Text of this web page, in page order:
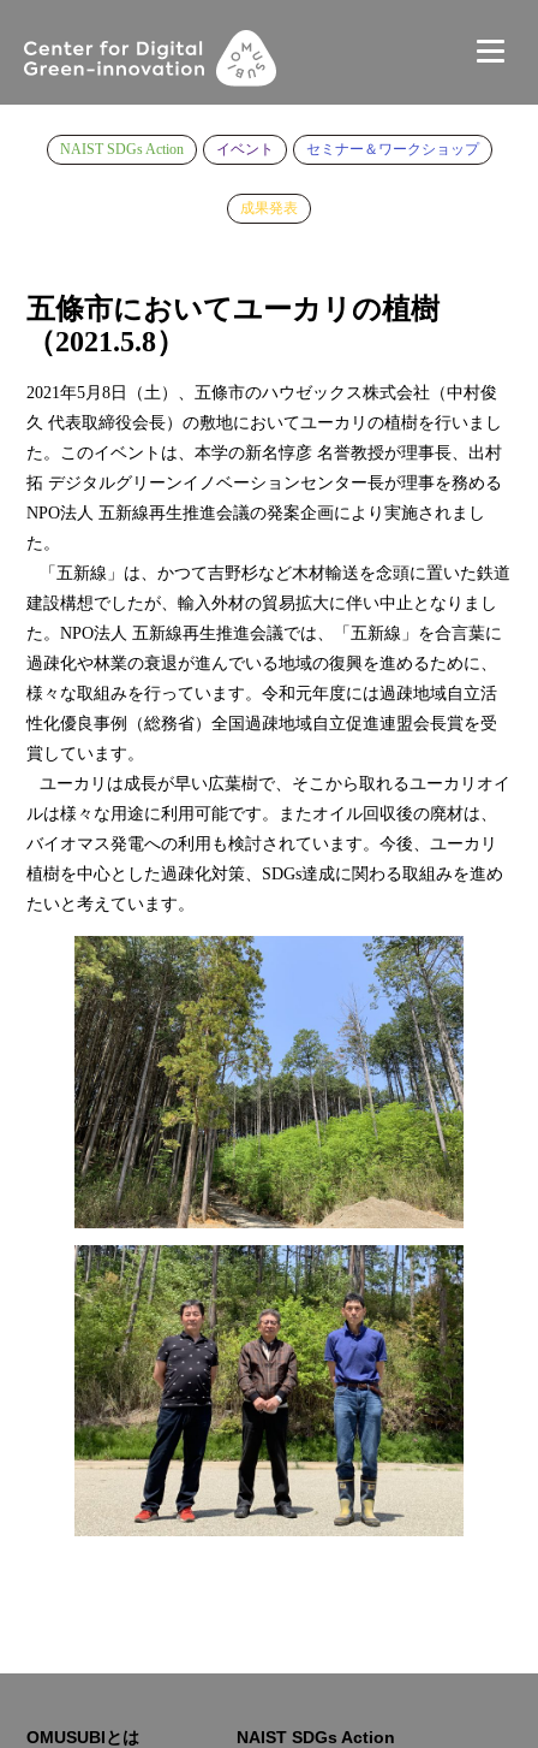
NAIST SDGs Action イベント セミナー＆ワークショップ
成果発表
五條市においてユーカリの植樹
（2021.5.8）
2021年5月8日（土）、五條市のハウゼックス株式会社（中村俊
久 代表取締役会長）の敷地においてユーカリの植樹を行いまし
た。このイベントは、本学の新名惇彦 名誉教授が理事長、出村
拓 デジタルグリーンイノベーションセンター長が理事を務める
NPO法人 五新線再生推進会議の発案企画により実施されまし
た。
「五新線」は、かつて吉野杉など木材輸送を念頭に置いた鉄道
建設構想でしたが、輸入外材の貿易拡大に伴い中止となりまし
た。NPO法人 五新線再生推進会議では、「五新線」を合言葉に
過疎化や林業の衰退が進んでいる地域の復興を進めるために、
様々な取組みを行っています。令和元年度には過疎地域自立活
性化優良事例（総務省）全国過疎地域自立促進連盟会長賞を受
賞しています。
ユーカリは成長が早い広葉樹で、そこから取れるユーカリオイ
ルは様々な用途に利用可能です。またオイル回収後の廃材は、
バイオマス発電への利用も検討されています。今後、ユーカリ
植樹を中心とした過疎化対策、SDGs達成に関わる取組みを進め
たいと考えています。
OMUSUBIとは NAIST SDGs Action